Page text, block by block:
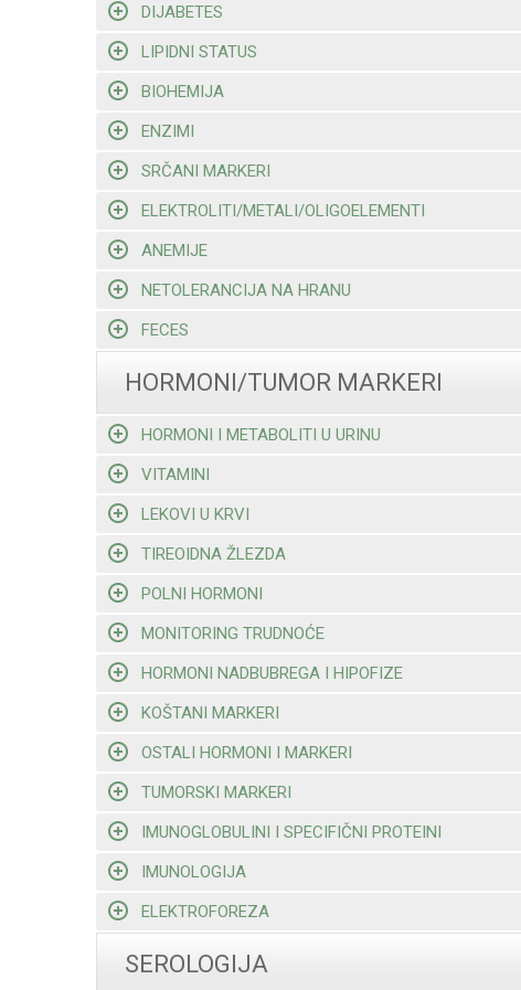
DIJABETES
LIPIDNI STATUS
BIOHEMIJA
ENZIMI
SRČANI MARKERI
ELEKTROLITI/METALI/OLIGOELEMENTI
ANEMIJE
NETOLERANCIJA NA HRANU
FECES
HORMONI/TUMOR MARKERI
HORMONI I METABOLITI U URINU
VITAMINI
LEKOVI U KRVI
TIREOIDNA ŽLEZDA
POLNI HORMONI
MONITORING TRUDNOĆE
HORMONI NADBUBREGA I HIPOFIZE
KOŠTANI MARKERI
OSTALI HORMONI I MARKERI
TUMORSKI MARKERI
IMUNOGLOBULINI I SPECIFIČNI PROTEINI
IMUNOLOGIJA
ELEKTROFOREZA
SEROLOGIJA